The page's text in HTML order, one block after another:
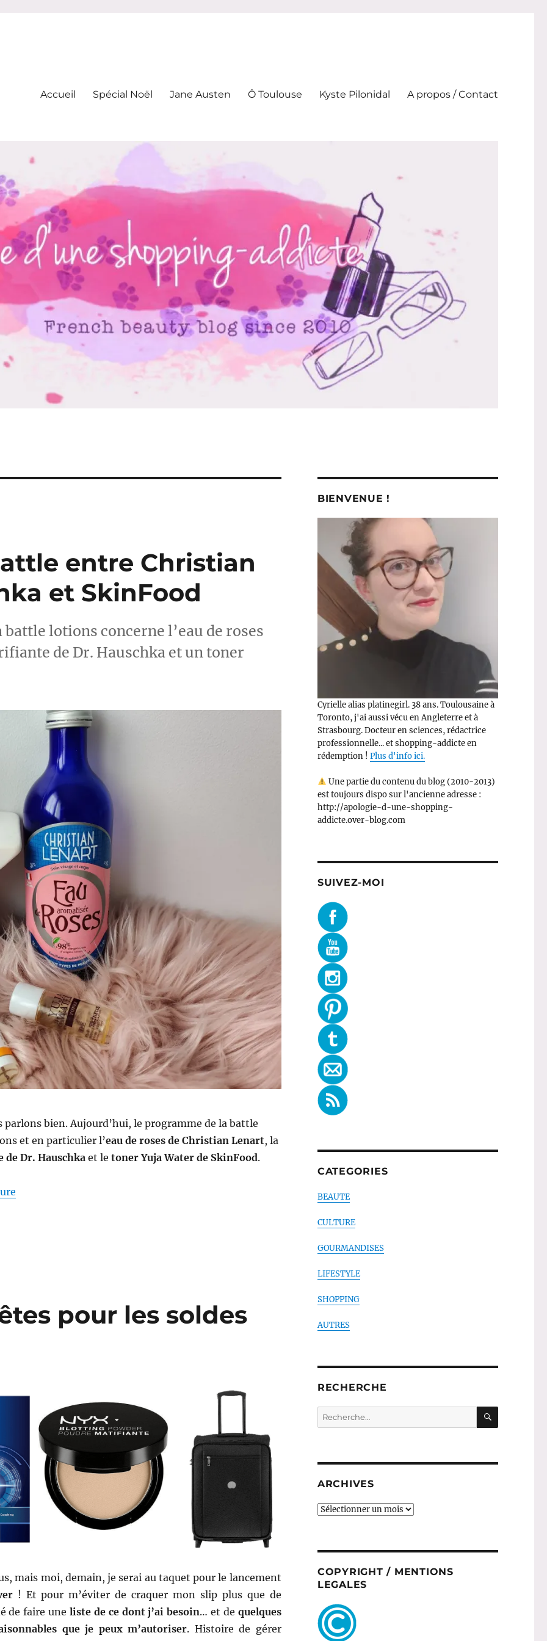
Accueil Spécial Noël Jane Austen Ô Toulouse Kyste Pilonidal A propos / Contact
entre Christian
et SkinFood
lotions concerne l’eau de roses
de Dr. Hauschka et un toner
parlons bien. Aujourd’hui, le programme de la battle
et en particulier l’eau de roses de Christian Lenart, la
Dr. Hauschkaet le toner Yuja Water de SkinFood.
de « Lotions #35-36 : Battle entre Christian Lenart, Dr. Hauschka et SkinFood »
pour les soldes
mais moi, demain, je serai au taquet pour le lancement
! Et pour m’éviter de craquer mon slip plus que de
de faire une liste de ce dont j’ai besoin… et de quelques
que je peux m’autoriser. Histoire de gérer
BIENVENUE !
Cyrielle alias platinegirl. 38 ans. Toulousaine à
Toronto, j'ai aussi vécu en Angleterre et à
Strasbourg. Docteur en sciences, rédactrice
professionnelle... et shopping-addicte en
rédemption ! Plus d'info ici.
Une partie du contenu du blog (2010-2013)
est toujours dispo sur l'ancienne adresse :
http://apologie-d-une-shopping-
addicte.over-blog.com
SUIVEZ-MOI
CATEGORIES
BEAUTE
CULTURE
GOURMANDISES
LIFESTYLE
SHOPPING
AUTRES
RECHERCHE
Recherche
pour :
ARCHIVES
ARCHIVES
COPYRIGHT / MENTIONS
LEGALES